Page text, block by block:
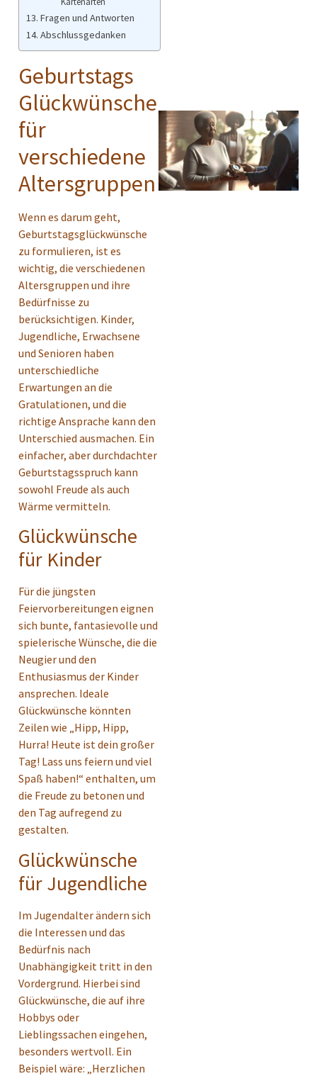
Fragen und Antworten
Abschlussgedanken
Geburtstags
Glückwünsche
für
verschiedene
Altersgruppen
Wenn es darum geht,
Geburtstagsglückwünsche
zu formulieren, ist es
wichtig, die verschiedenen
Altersgruppen und ihre
Bedürfnisse zu
berücksichtigen. Kinder,
Jugendliche, Erwachsene
und Senioren haben
unterschiedliche
Erwartungen an die
Gratulationen, und die
richtige Ansprache kann den
Unterschied ausmachen. Ein
einfacher, aber durchdachter
Geburtstagsspruch kann
sowohl Freude als auch
Wärme vermitteln.
Glückwünsche
für Kinder
Für die jüngsten
Feiervorbereitungen eignen
sich bunte, fantasievolle und
spielerische Wünsche, die die
Neugier und den
Enthusiasmus der Kinder
ansprechen. Ideale
Glückwünsche könnten
Zeilen wie „Hipp, Hipp,
Hurra! Heute ist dein großer
Tag! Lass uns feiern und viel
Spaß haben!“ enthalten, um
die Freude zu betonen und
den Tag aufregend zu
gestalten.
Glückwünsche
für Jugendliche
Im Jugendalter ändern sich
die Interessen und das
Bedürfnis nach
Unabhängigkeit tritt in den
Vordergrund. Hierbei sind
Glückwünsche, die auf ihre
Hobbys oder
Lieblingssachen eingehen,
besonders wertvoll. Ein
Beispiel wäre: „Herzlichen